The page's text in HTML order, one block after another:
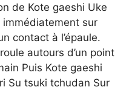
de Kote gaeshi Uke
sur
contact à l’épaule.
autours d’un point
Puis Kote gaeshi
Su tsuki tchudan Sur